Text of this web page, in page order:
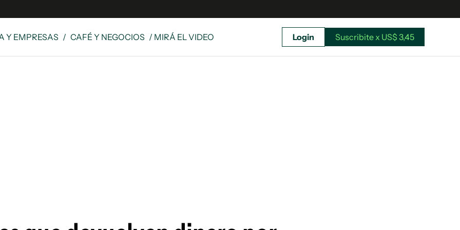
Y EMPRESAS / CAFÉ Y NEGOCIOS / MIRÁ EL VIDEO Login Suscribite x US$ 3,45